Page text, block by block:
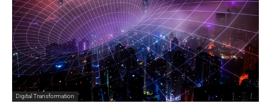
Digital Transformation